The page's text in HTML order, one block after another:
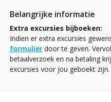
Belangrijke informatie
Extra excursies bijboeken:
Indien er extra excursies
formulier door te geven.
betaalverzoek en na betaling
excursies voor jou geboekt zijn.